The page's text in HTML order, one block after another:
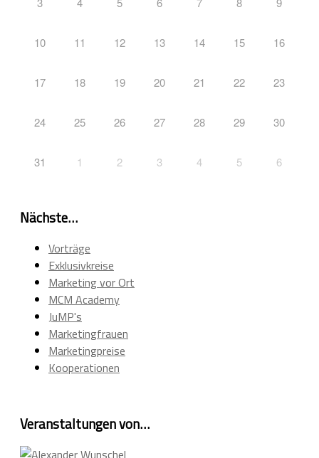
10 11 12 13 14 15 16
17 18 19 20 21 22 23
24 25 26 27 28 29 30
31 1 2 3 4 5 6
Nächste…
Vorträge
Exklusivkreise
Marketing vor Ort
MCM Academy
JuMP's
Marketingfrauen
Marketingpreise
Kooperationen
Veranstaltungen von…